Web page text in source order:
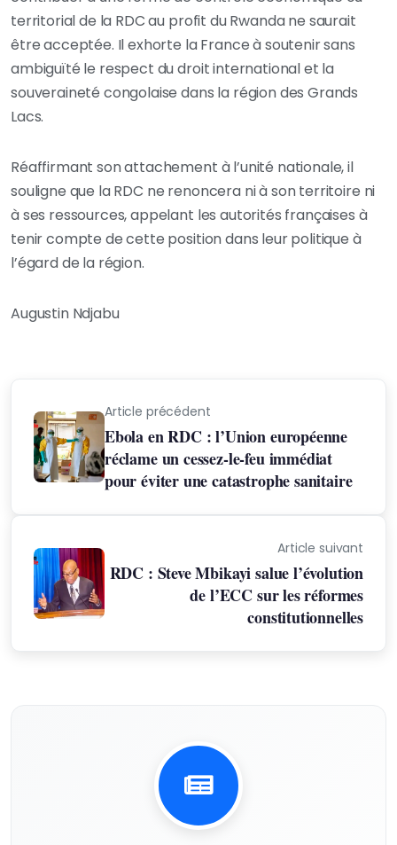
territorial de la RDC au profit du Rwanda ne saurait
être acceptée. Il exhorte la France à soutenir sans
ambiguïté le respect du droit international et la
souveraineté congolaise dans la région des Grands
Lacs.
Réaffirmant son attachement à l’unité nationale, il
souligne que la RDC ne renoncera ni à son territoire ni
à ses ressources, appelant les autorités françaises à
tenir compte de cette position dans leur politique à
l’égard de la région.
Augustin Ndjabu
Article précédent
Ebola en RDC : l’Union européenne
réclame un cessez-le-feu immédiat
pour éviter une catastrophe sanitaire
Article suivant
RDC : Steve Mbikayi salue l’évolution
de l’ECC sur les réformes
constitutionnelles